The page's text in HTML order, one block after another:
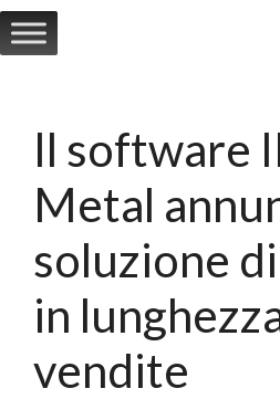
Vai
al
Il software
Metal
soluzione
in
vendite